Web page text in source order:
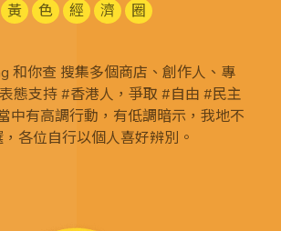
黃 色 經 濟 圈
和你查 搜集多個商店、創作人、專
態支持 #香港人，爭取 #自由 #民主
中有高調行動，有低調暗示，我地不
各位自行以個人喜好辨別。